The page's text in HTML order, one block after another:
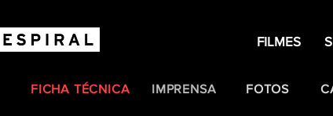
FILMES
FICHA TÉCNICA IMPRENSA FOTOS